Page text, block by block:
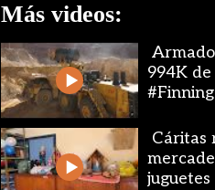
Más videos:
994K de
Cáritas